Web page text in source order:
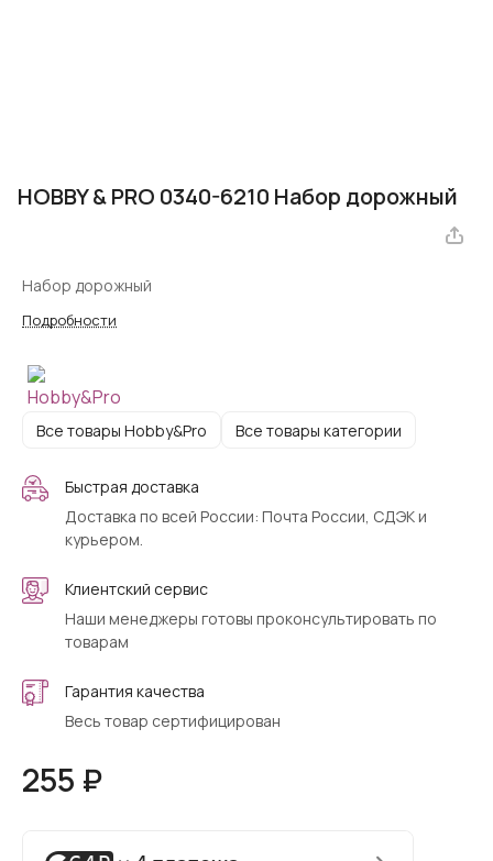
HOBBY & PRO 0340-6210 Набор дорожный
Набор дорожный
Подробности
Все товары Hobby&Pro Все товары категории
Быстрая доставка
Доставка по всей России: Почта России, СДЭК и
курьером.
Клиентский сервис
Наши менеджеры готовы проконсультировать по
товарам
Гарантия качества
Весь товар сертифицирован
255 ₽